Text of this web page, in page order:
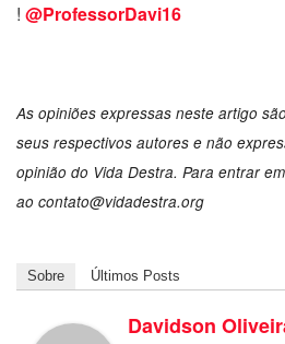
! @ProfessorDavi16
As opiniões expressas neste artigo
seus respectivos autores e não
opinião do Vida Destra. Para entrar
ao contato@vidadestra.org
Sobre Últimos Posts
Davidson